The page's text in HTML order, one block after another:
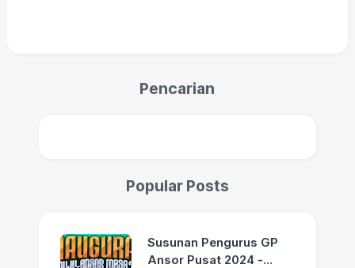
Pencarian
Popular Posts
Susunan Pengurus GP
Ansor Pusat 2024 -